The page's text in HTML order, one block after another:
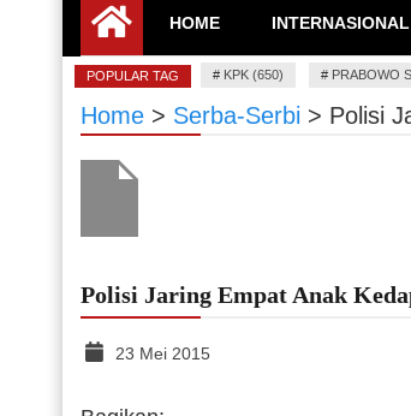
HOME INTERNASIONAL
POPULAR TAG # KPK (650) # PRABOWO
Home > Serba-Serbi > Polisi
Polisi Jaring Empat Anak
23 Mei 2015